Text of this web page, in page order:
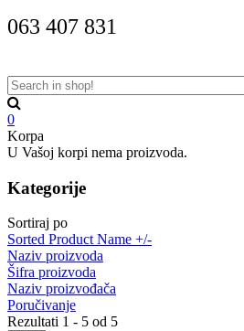
063 407 831
0
Korpa
U Vašoj korpi nema proizvoda.
Kategorije
Sortiraj po
Sorted Product Name +/-
Naziv proizvoda
Šifra proizvoda
Naziv proizvođača
Poručivanje
Rezultati 1 - 5 od 5